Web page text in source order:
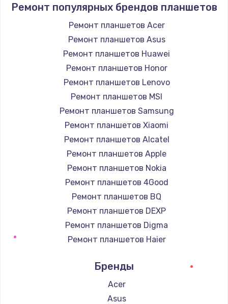
Ремонт популярных брендов планшетов
Ремонт планшетов Acer
Ремонт планшетов Asus
Ремонт планшетов Huawei
Ремонт планшетов Honor
Ремонт планшетов Lenovo
Ремонт планшетов MSI
Ремонт планшетов Samsung
Ремонт планшетов Xiaomi
Ремонт планшетов Alcatel
Ремонт планшетов Apple
Ремонт планшетов Nokia
Ремонт планшетов 4Good
Ремонт планшетов BQ
Ремонт планшетов DEXP
Ремонт планшетов Digma
Ремонт планшетов Haier
Ремонт планшетов Prestigio
Ремонт планшетов Microsoft
Ремонт планшетов BlackView
Бренды
Acer
Asus